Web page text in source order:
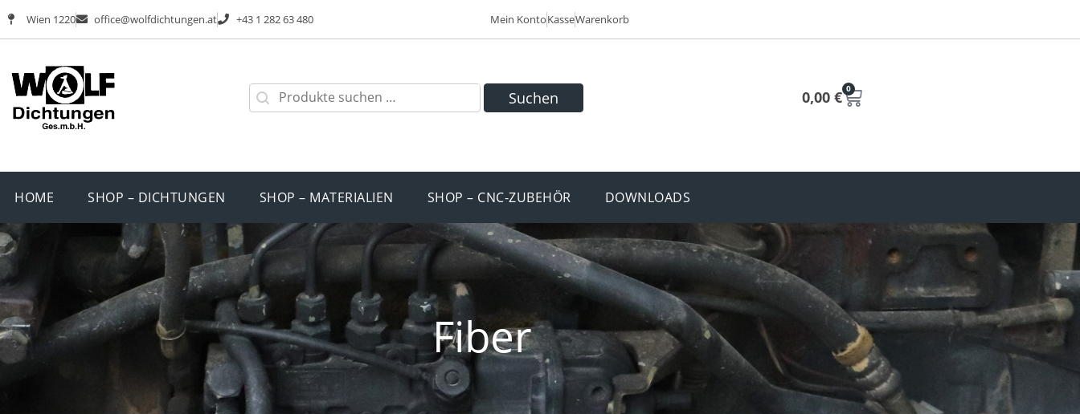
Wien 1220 office@wolfdichtungen.at +43 1 282 63 480 Mein KontoKasseWarenkorb
Suchen 0,00 € 0
HOME SHOP – DICHTUNGEN SHOP – MATERIALIEN SHOP – CNC-ZUBEHÖR DOWNLOADS
Fiber